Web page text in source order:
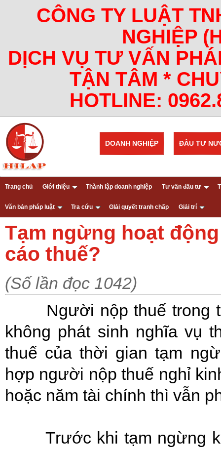
CÔNG TY LUẬT
NGHIỆP
DỊCH VỤ TƯ VẤN
TẬN TÂM *
HOTLINE:
ĐẦU TƯ
DOANH NGHIỆP
Trang chủ Giới thiệu Thành lập doanh nghiệp Tư vấn đầu tư
Văn bản pháp luật Tra cứu GIải quyết tranh chấp Giải trí
Tạm ngừng hoạt
cáo thuế?
(Số lần đọc 1042)
Người nộp thuế trong
không phát sinh nghĩa vụ
thuế của thời gian tạm
hợp người nộp thuế nghỉ
hoặc năm tài chính thì vẫn
Trước khi tạm ngừng